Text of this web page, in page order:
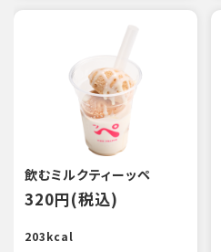
飲むミルクティーッペ
320円(税込)
203kcal